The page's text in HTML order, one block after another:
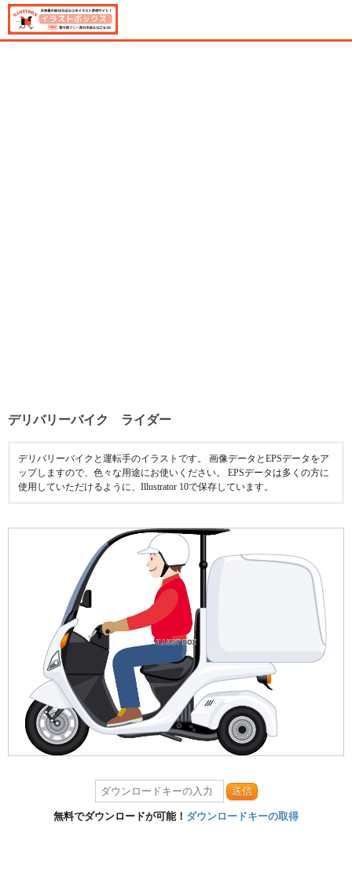
デリバリーバイク ライダー
デリバリーバイクと運転手のイラストです。 画像データとEPSデータをア
ップしますので、色々な用途にお使いください。 EPSデータは多くの方に
使用していただけるように、Illustrator 10で保存しています。
送信
無料でダウンロードが可能！ ダウンロードキーの取得